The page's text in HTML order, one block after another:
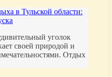
в Тульской области:
уголок
своей природой и
Отдых